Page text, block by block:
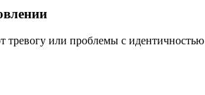
тревогу или проблемы с идентичностью